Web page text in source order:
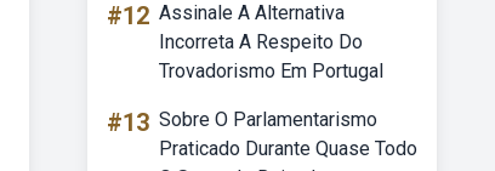
#12 Assinale A Alternativa
Incorreta A Respeito Do
Trovadorismo Em Portugal
#13 Sobre O Parlamentarismo
Praticado Durante Quase Todo